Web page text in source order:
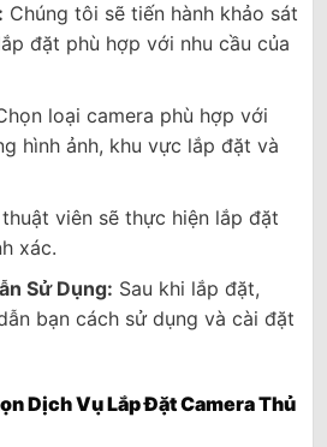
Chúng tôi sẽ tiến hành khảo sát
đặt phù hợp với nhu cầu của
loại camera phù hợp với
hình ảnh, khu vực lắp đặt và
viên sẽ thực hiện lắp đặt
xác.
Sử Dụng: Sau khi lắp đặt,
bạn cách sử dụng và cài đặt
Dịch Vụ Lắp Đặt Camera Thủ